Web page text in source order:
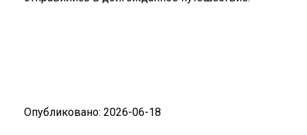
Опубликовано: 2026-06-18